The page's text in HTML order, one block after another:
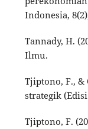
Indonesia,
Tannady, H.
Ilmu.
Tjiptono, F., &
strategik
Tjiptono, F.